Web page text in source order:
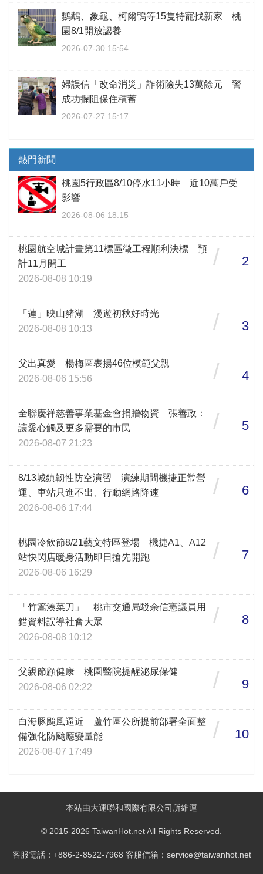
鸚鵡、象龜、柯爾鴨等15隻特寵找新家 桃
園8/1開放認養
2026-07-30 15:54
婦誤信「改命消災」詐術險失13萬餘元 警
成功攔阻保住積蓄
2026-07-27 15:17
熱門新聞
桃園5行政區8/10停水11小時 近10萬戶受
影響
2026-08-06 18:15
桃園航空城計畫第11標區徵工程順利決標 預
計11月開工
2026-08-08 10:19
/ 2
「蓮」映山豬湖 漫遊初秋好時光
2026-08-08 10:13
/ 3
父出真愛 楊梅區表揚46位模範父親
2026-08-06 15:56
/ 4
全聯慶祥慈善事業基金會捐贈物資 張善政：
讓愛心觸及更多需要的市民
2026-08-07 21:23
/ 5
8/13城鎮韌性防空演習 演練期間機捷正常營
運、車站只進不出、行動網路降速
2026-08-06 17:44
/ 6
桃園冷飲節8/21藝文特區登場 機捷A1、A12
站快閃店暖身活動即日搶先開跑
2026-08-06 16:29
/ 7
「竹篙湊菜刀」 桃市交通局駁余信憲議員用
錯資料誤導社會大眾
2026-08-08 10:12
/ 8
父親節顧健康 桃園醫院提醒泌尿保健
2026-08-06 02:22
/ 9
白海豚颱風逼近 蘆竹區公所提前部署全面整
備強化防颱應變量能
2026-08-07 17:49
/ 10
本站由大運聯和國際有限公司所維運
© 2015-2026 TaiwanHot.net All Rights Reserved.
客服電話：+886-2-8522-7968 客服信箱：service@taiwanhot.net